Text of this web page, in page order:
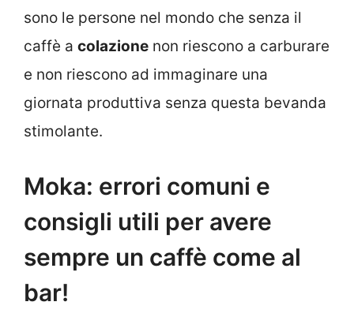
sono le persone nel mondo che senza il
caffè a colazione non riescono a carburare
e non riescono ad immaginare una
giornata produttiva senza questa bevanda
stimolante.
Moka: errori comuni e
consigli utili per avere
sempre un caffè come al
bar!